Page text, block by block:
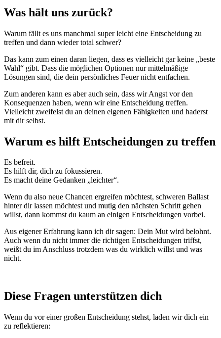
Was hält uns zurück?
Warum fällt es uns manchmal super leicht eine Entscheidung zu
treffen und dann wieder total schwer?
Das kann zum einen daran liegen, dass es vielleicht gar keine „beste
Wahl“ gibt. Dass die möglichen Optionen nur mittelmäßige
Lösungen sind, die dein persönliches Feuer nicht entfachen.
Zum anderen kann es aber auch sein, dass wir Angst vor den
Konsequenzen haben, wenn wir eine Entscheidung treffen.
Vielleicht zweifelst du an deinen eigenen Fähigkeiten und haderst
mit dir selbst.
Warum es hilft Entscheidungen zu treffen
Es befreit.
Es hilft dir, dich zu fokussieren.
Es macht deine Gedanken „leichter“.
Wenn du also neue Chancen ergreifen möchtest, schweren Ballast
hinter dir lassen möchtest und mutig den nächsten Schritt gehen
willst, dann kommst du kaum an einigen Entscheidungen vorbei.
Aus eigener Erfahrung kann ich dir sagen: Dein Mut wird belohnt.
Auch wenn du nicht immer die richtigen Entscheidungen triffst,
weißt du im Anschluss trotzdem was du wirklich willst und was
nicht.
Diese Fragen unterstützen dich
Wenn du vor einer großen Entscheidung stehst, laden wir dich ein
zu reflektieren: